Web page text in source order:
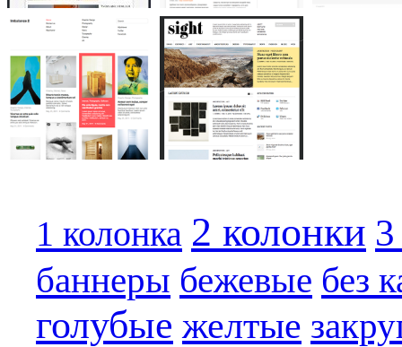
1 колонка 2 колонки
баннеры бежевые без
голубые желтые